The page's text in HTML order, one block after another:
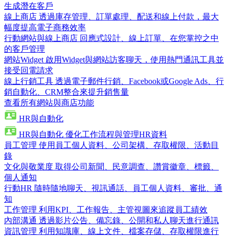
生成潛在客戶
線上商店 透過庫存管理、訂單處理、配送和線上付款，最大
幅度提高電子商務效率
行動網站與線上商店 回應式設計、線上訂單、在您掌控之中
的客戶管理
網站Widget 啟用Widget與網站訪客聊天，使用熱門通訊工具並
接受回電請求
線上行銷工具 透過電子郵件行銷、Facebook或Google Ads、行
銷自動化、CRM整合來提升銷售量
查看所有網站與商店功能
HR與自動化
HR與自動化 優化工作流程與管理HR資料
員工管理 使用員工個人資料、公司架構、存取權限、活動目
錄
文化與敬業度 取得公司新聞、民意調查、讚賞徽章、標籤、
個人通知
行動HR 隨時隨地聊天、視訊通話、員工個人資料、審批、通
知
工作管理 利用KPI、工作報告、主管視圖來追蹤員工績效
內部溝通 透過影片公告、備忘錄、公開和私人聊天進行通訊
資訊管理 利用知識庫、線上文件、檔案存儲、存取權限進行